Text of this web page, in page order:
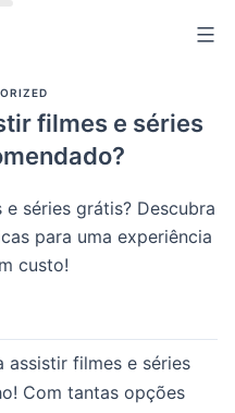
filmes e séries
séries grátis? Descubra
para uma experiência
custo!
assistir filmes e séries
Com tantas opções